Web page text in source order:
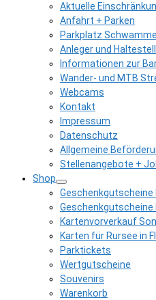
Aktuelle
Anfahrt + Parken
Parkplatz
Anleger und
Informationen zur
Wander- und MTB
Webcams
Kontakt
Impressum
Datenschutz
Allgemeine
Stellenangebote +
Shop
Geschenkgutscheine
Geschenkgutscheine
Kartenvorverkauf
Karten für Rursee in
Parktickets
Wertgutscheine
Souvenirs
Warenkorb